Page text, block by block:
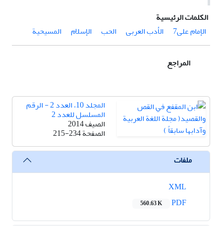
الكلمات الرئيسية
الإمام علی7
الأدب العربی الحب الإسلام المسیحیة
المجلد 10، العدد 2 - الرقم
المسلسل للعدد 2
الصيف 2014
الصفحة215-234
ملفات
560.63 K